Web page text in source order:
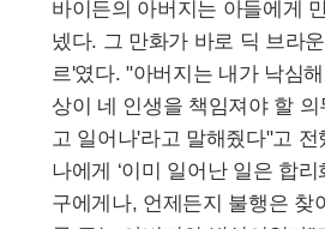
바이든의 아버지는 아들에게
넸다. 그 만화가 바로 딕 브라
르'였다. "아버지는 내가 낙심
상이 네 인생을 책임져야 할
고 일어나'라고 말해줬다"고
나에게 ‘이미 일어난 일은 합리
구에게나, 언제든지 불행은 찾